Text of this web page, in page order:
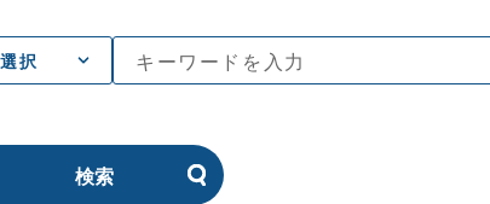
択
検索